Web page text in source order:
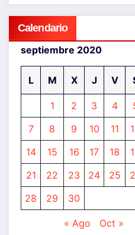
Calendario
septiembre 2020
L M X J V
1 2 3 4
7
8 9 10 11
14
15 16 17 18
21
22 23 24 25
28
29 30
« Ago Oct »